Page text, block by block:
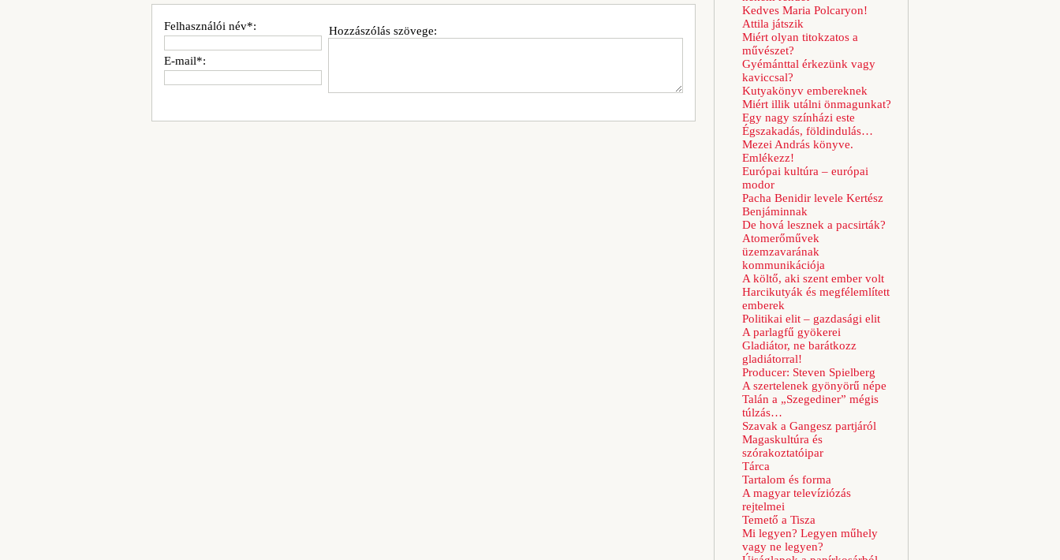
Hozzászólás szövege:
Felhasználói név*:
E-mail*:
Kedves Maria Polcaryon!
Attila játszik
Miért olyan titokzatos a
művészet?
Gyémánttal érkezünk vagy
kaviccsal?
Kutyakönyv embereknek
Miért illik utálni önmagunkat?
Egy nagy színházi este
Égszakadás, földindulás…
Mezei András könyve.
Emlékezz!
Európai kultúra – európai
modor
Pacha Benidir levele Kertész
Benjáminnak
De hová lesznek a pacsirták?
Atomerőművek
üzemzavarának
kommunikációja
A költő, aki szent ember volt
Harcikutyák és megfélemlített
emberek
Politikai elit – gazdasági elit
A parlagfű gyökerei
Gladiátor, ne barátkozz
gladiátorral!
Producer: Steven Spielberg
A szertelenek gyönyörű népe
Talán a „Szegediner” mégis
túlzás…
Szavak a Gangesz partjáról
Magaskultúra és
szórakoztatóipar
Tárca
Tartalom és forma
A magyar televíziózás
rejtelmei
Temető a Tisza
Mi legyen? Legyen műhely
vagy ne legyen?